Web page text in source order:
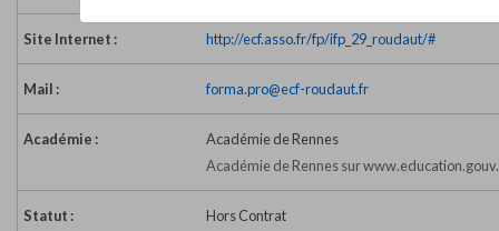
Site Internet : http://ecf.asso.fr/fp/ifp_29_roudaut/#
Mail : forma.pro@ecf-roudaut.fr
Académie :
Académie de Rennes
Académie de Rennes sur
Statut : Hors Contrat